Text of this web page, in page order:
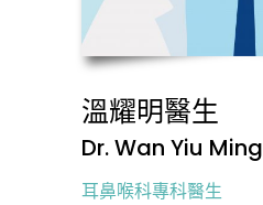
溫耀明醫生
Dr. Wan Yiu Ming
耳鼻喉科專科醫生